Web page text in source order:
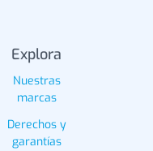
Explora
Nuestras
marcas
Derechos y
garantías